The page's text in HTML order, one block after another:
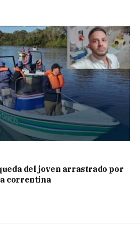
del joven arrastrado por
correntina